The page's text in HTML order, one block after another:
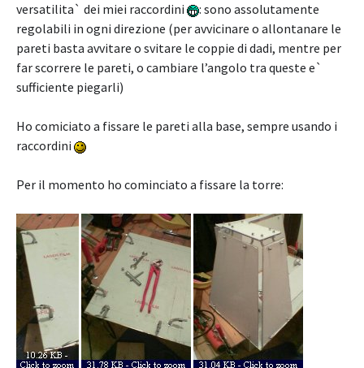
versatilita` dei miei raccordini
: sono assolutamente
regolabili in ogni direzione (per avvicinare o allontanare le
pareti basta avvitare o svitare le coppie di dadi, mentre per
far scorrere le pareti, o cambiare l’angolo tra queste e`
sufficiente piegarli)
Ho comiciato a fissare le pareti alla base, sempre usando i
raccordini
Per il momento ho cominciato a fissare la torre: